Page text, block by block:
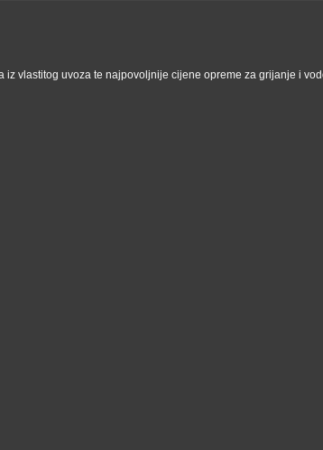
vlastitog uvoza te najpovoljnije cijene opreme za grijanje i